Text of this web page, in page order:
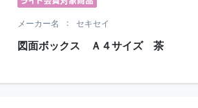
図面ボックス Ａ４サイズ 茶
メーカー名 セキセイ